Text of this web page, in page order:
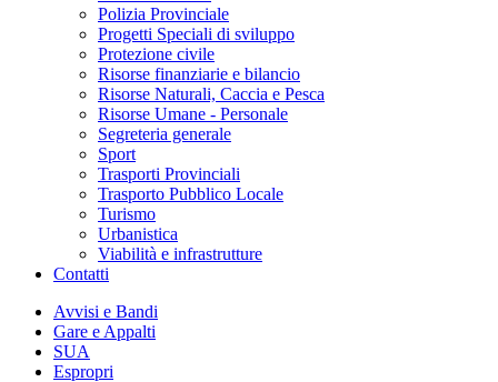
Polizia Provinciale
Progetti Speciali di sviluppo
Protezione civile
Risorse finanziarie e bilancio
Risorse Naturali, Caccia e Pesca
Risorse Umane - Personale
Segreteria generale
Sport
Trasporti Provinciali
Trasporto Pubblico Locale
Turismo
Urbanistica
Viabilità e infrastrutture
Contatti
Avvisi e Bandi
Gare e Appalti
SUA
Espropri